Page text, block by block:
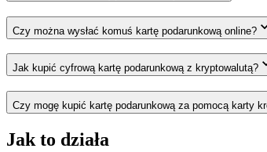
Czy można wysłać komuś kartę podarunkową online?
Jak kupić cyfrową kartę podarunkową z kryptowalutą?
Czy mogę kupić kartę podarunkową za pomocą karty
Jak to działa